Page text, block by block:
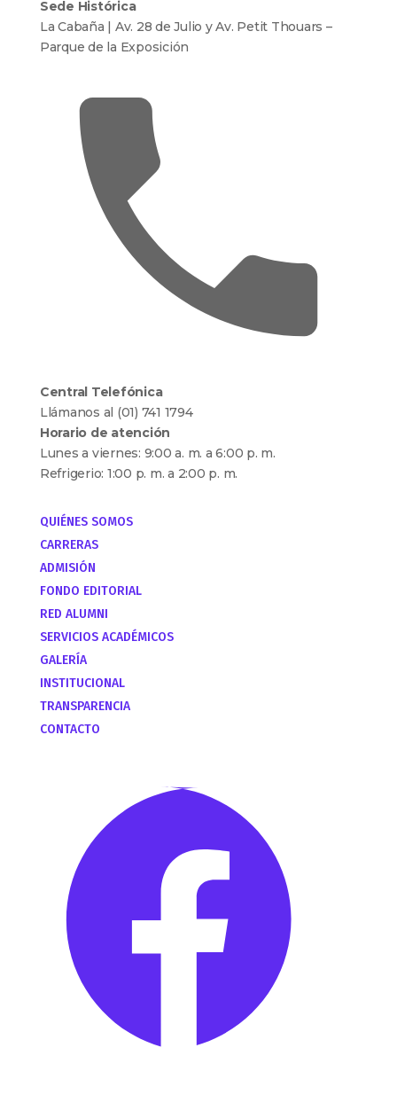
Sede Histórica
La Cabaña | Av. 28 de Julio y Av. Petit Thouars –
Parque de la Exposición
Central Telefónica
Llámanos al (01) 741 1794
Horario de atención
Lunes a viernes: 9:00 a. m. a 6:00 p. m.
Refrigerio: 1:00 p. m. a 2:00 p. m.
QUIÉNES SOMOS
CARRERAS
ADMISIÓN
FONDO EDITORIAL
RED ALUMNI
SERVICIOS ACADÉMICOS
GALERÍA
INSTITUCIONAL
TRANSPARENCIA
CONTACTO